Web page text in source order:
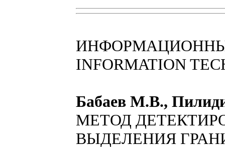
INFORMATION
Бабаев М.В.,
МЕТОД
ВЫДЕЛЕНИЯ